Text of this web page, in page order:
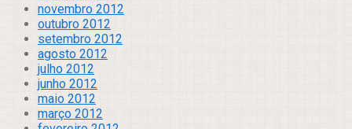
novembro 2012
outubro 2012
setembro 2012
agosto 2012
julho 2012
junho 2012
maio 2012
março 2012